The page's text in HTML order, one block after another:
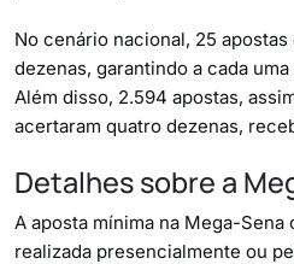
No cenário nacional, 25
dezenas, garantindo a cada
Além disso, 2.594 apostas,
acertaram quatro dezenas,
Detalhes sobre a
A aposta mínima na Mega-Sena
realizada presencialmente ou